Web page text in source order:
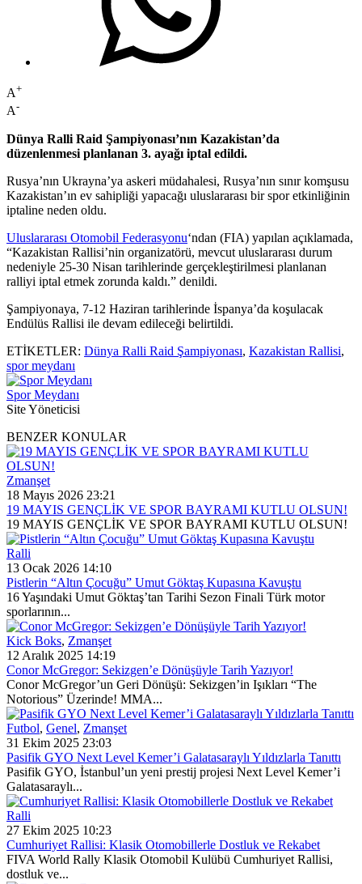
A+
A-
Dünya Ralli Raid Şampiyonası’nın Kazakistan’da
düzenlenmesi planlanan 3. ayağı iptal edildi.
Rusya’nın Ukrayna’ya askeri müdahalesi, Rusya’nın sınır komşusu
Kazakistan’ın ev sahipliği yapacağı uluslararası bir spor etkinliğinin
iptaline neden oldu.
Uluslararası Otomobil Federasyonu‘ndan (FIA) yapılan açıklamada,
“Kazakistan Rallisi’nin organizatörü, mevcut uluslararası durum
nedeniyle 25-30 Nisan tarihlerinde gerçekleştirilmesi planlanan
ralliyi iptal etmek zorunda kaldı.” denildi.
Şampiyonaya, 7-12 Haziran tarihlerinde İspanya’da koşulacak
Endülüs Rallisi ile devam edileceği belirtildi.
ETİKETLER: Dünya Ralli Raid Şampiyonası, Kazakistan Rallisi,
spor meydanı
Spor Meydanı
Site Yöneticisi
BENZER KONULAR
Zmanşet
18 Mayıs 2026 23:21
19 MAYIS GENÇLİK VE SPOR BAYRAMI KUTLU OLSUN!
19 MAYIS GENÇLİK VE SPOR BAYRAMI KUTLU OLSUN!
Ralli
13 Ocak 2026 14:10
Pistlerin “Altın Çocuğu” Umut Göktaş Kupasına Kavuştu
16 Yaşındaki Umut Göktaş’tan Tarihi Sezon Finali Türk motor
sporlarının...
Kick Boks, Zmanşet
12 Aralık 2025 14:19
Conor McGregor: Sekizgen’e Dönüşüyle Tarih Yazıyor!
Conor McGregor’un Geri Dönüşü: Sekizgen’in Işıkları “The
Notorious” Üzerinde! MMA...
Futbol, Genel, Zmanşet
31 Ekim 2025 23:03
Pasifik GYO Next Level Kemer’i Galatasaraylı Yıldızlarla Tanıttı
Pasifik GYO, İstanbul’un yeni prestij projesi Next Level Kemer’i
Galatasaraylı...
Ralli
27 Ekim 2025 10:23
Cumhuriyet Rallisi: Klasik Otomobillerle Dostluk ve Rekabet
FIVA World Rally Klasik Otomobil Kulübü Cumhuriyet Rallisi,
dostluk ve...